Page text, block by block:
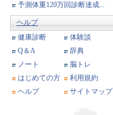
予測体重120万回診断達成...
ヘルプ
健康診断
体験談
Q＆A
辞典
ノート
脳トレ
はじめての方
利用規約
ヘルプ
サイトマップ